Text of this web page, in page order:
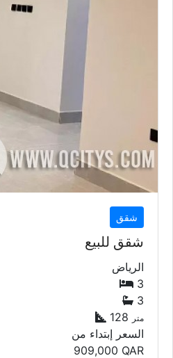
شقق
شقق للبيع
الرياض
3
3
128
متر
السعر إبتداء من
909,000 QAR